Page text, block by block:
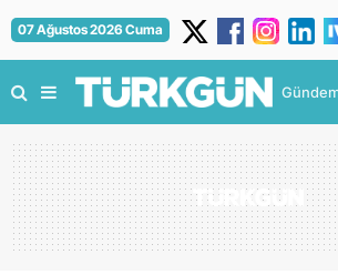
07 Ağustos 2026 Cuma